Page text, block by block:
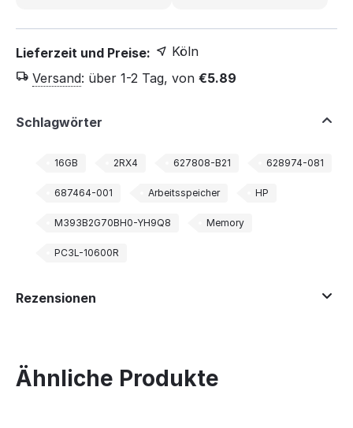
Lieferzeit und Preise:
Köln
Versand: über 1-2 Tag, von €5.89
Schlagwörter
16GB 2RX4 627808-B21 628974-081
687464-001 Arbeitsspeicher HP
M393B2G70BH0-YH9Q8 Memory
PC3L-10600R
Rezensionen
Ähnliche Produkte